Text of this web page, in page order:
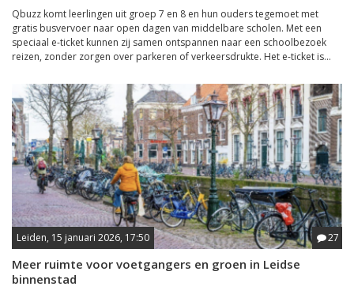
Qbuzz komt leerlingen uit groep 7 en 8 en hun ouders tegemoet met
gratis busvervoer naar open dagen van middelbare scholen. Met een
speciaal e-ticket kunnen zij samen ontspannen naar een schoolbezoek
reizen, zonder zorgen over parkeren of verkeersdrukte. Het e-ticket is...
Leiden, 15 januari 2026, 17:50 27
Meer ruimte voor voetgangers en groen in Leidse
binnenstad